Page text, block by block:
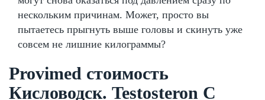
нескольким причинам. Может, просто вы
пытаетесь прыгнуть выше головы и скинуть уже
совсем не лишние килограммы?
Provimed стоимость
Кисловодск. Testosteron C